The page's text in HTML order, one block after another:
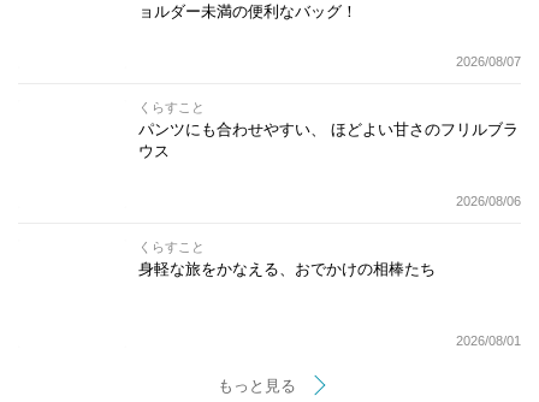
ョルダー未満の便利なバッグ！
2026/08/07
くらすこと
パンツにも合わせやすい、 ほどよい甘さのフリルブラ
ウス
2026/08/06
くらすこと
身軽な旅をかなえる、おでかけの相棒たち
2026/08/01
もっと見る